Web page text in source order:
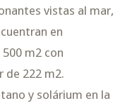
vistas al mar,
en
m2 con
de 222 m2.
y solárium en la